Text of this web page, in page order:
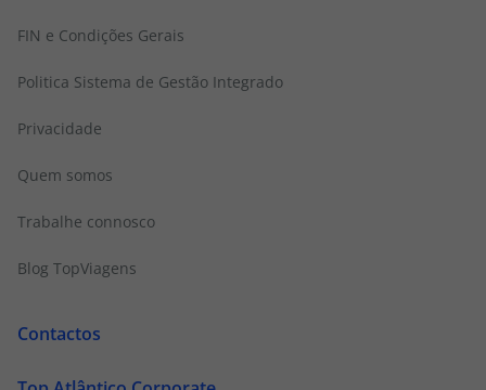
FIN e Condições Gerais
Politica Sistema de Gestão Integrado
Privacidade
Quem somos
Trabalhe connosco
Blog TopViagens
Contactos